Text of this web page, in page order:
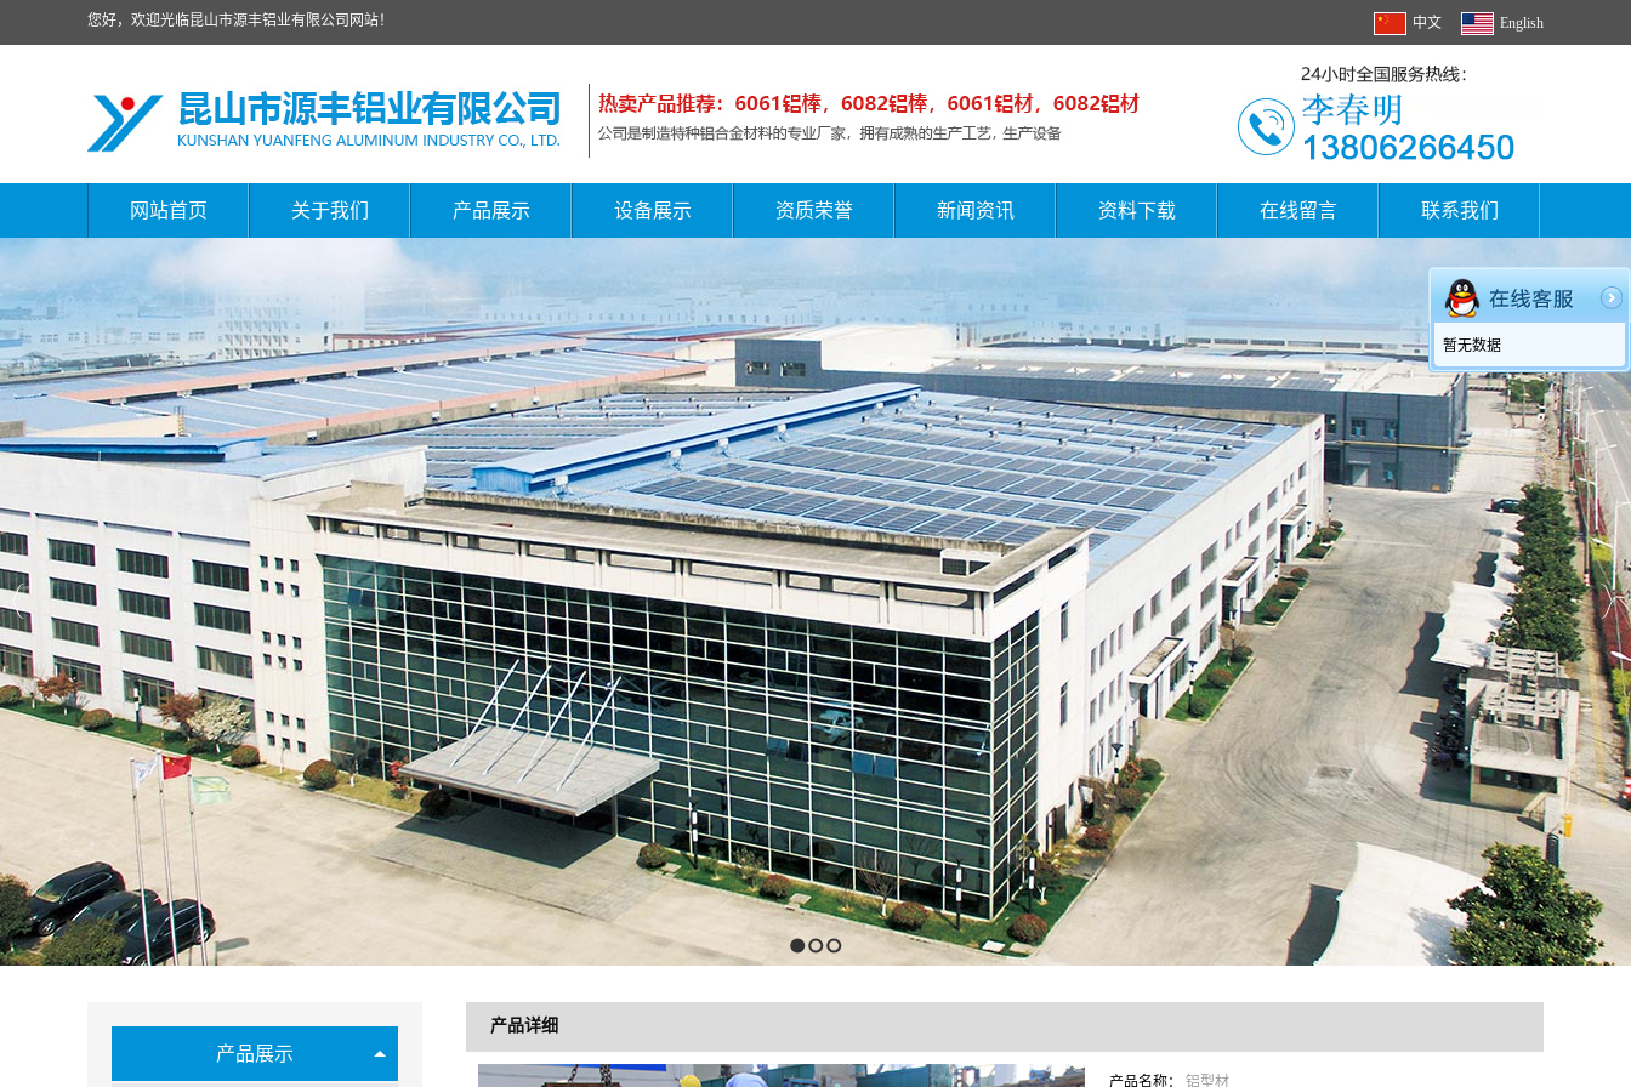
您好，欢迎光临昆山市源丰铝业有限公司网站！ 中文 English
网站首页 关于我们 产品展示 设备展示 资质荣誉 新闻资讯 资料下载 在线留言 联系我们
1 2 3
产品展示
产品详细
产品名称： 铝型材
暂无数据